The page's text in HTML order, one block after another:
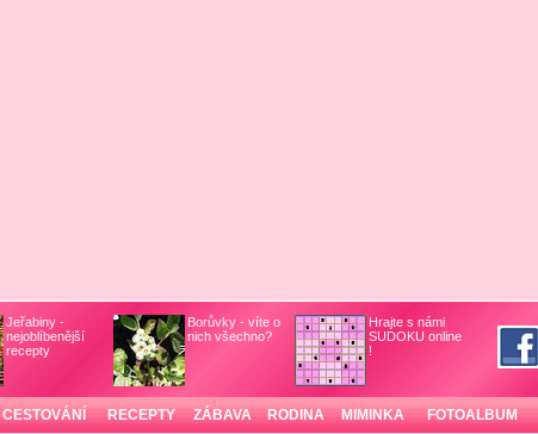
Jeřabiny -
nejoblíbenější
recepty
Borůvky - víte o
nich všechno?
Hrajte s námi
SUDOKU online
!
CESTOVÁNÍ RECEPTY ZÁBAVA RODINA MIMINKA FOTOALBUM